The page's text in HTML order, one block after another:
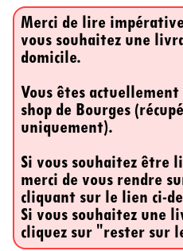
Merci de lire
vous souhaitez une
domicile.
Vous êtes
shop de Bourges
uniquement).
Si vous souhaitez être
merci de vous rendre
cliquant sur le lien ci-
Si vous souhaitez une
cliquez sur "rester sur